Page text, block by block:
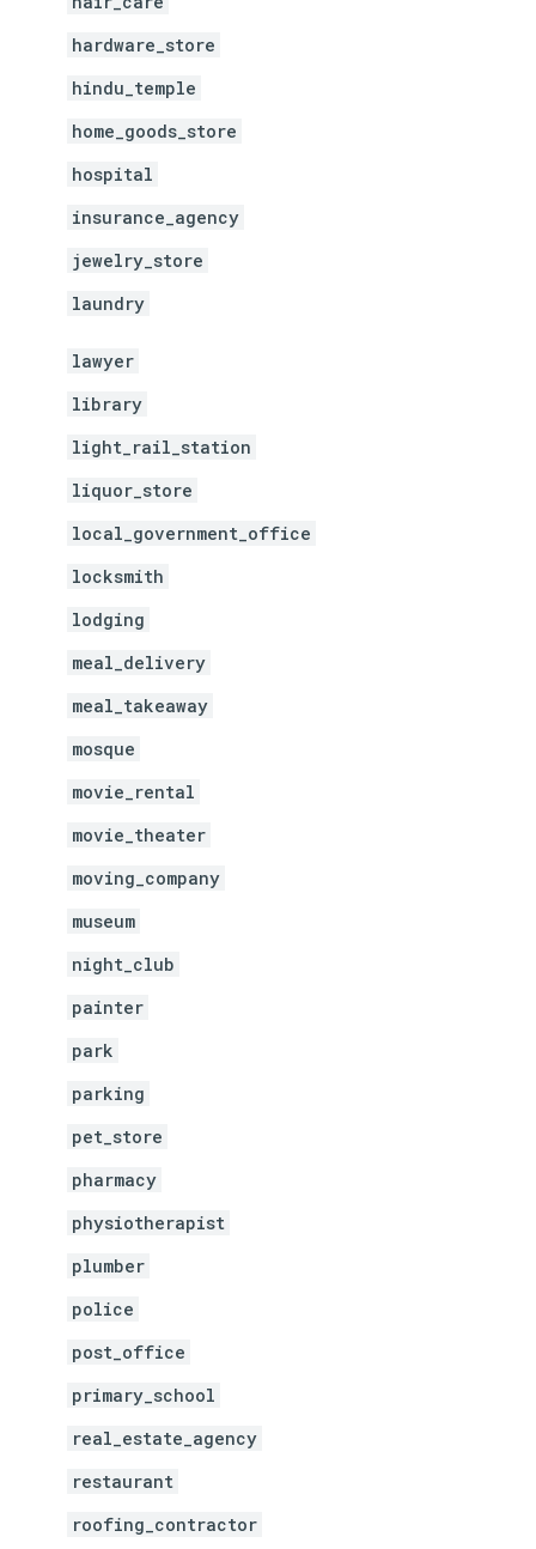
hardware_store
hindu_temple
home_goods_store
hospital
insurance_agency
jewelry_store
laundry
lawyer
library
light_rail_station
liquor_store
local_government_office
locksmith
lodging
meal_delivery
meal_takeaway
mosque
movie_rental
movie_theater
moving_company
museum
night_club
painter
park
parking
pet_store
pharmacy
physiotherapist
plumber
police
post_office
primary_school
real_estate_agency
restaurant
roofing_contractor